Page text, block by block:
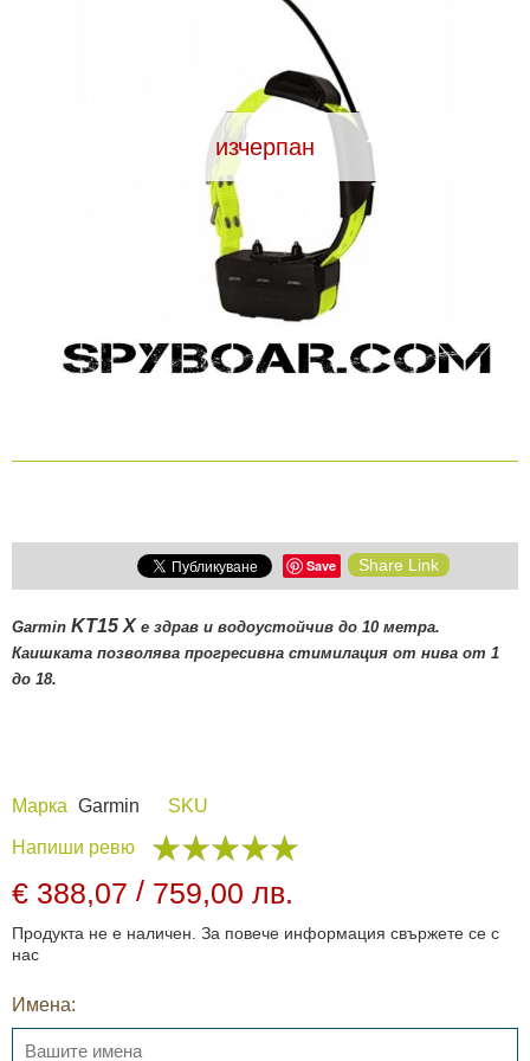
Видеорегистратори
За подаръци
Архивни продукти
Garmin KT15 X е здрав и водоустойчив до 10 метра.
Каишката позволява прогресивна стимилация от нива от 1
до 18.
изчерпан
Save Share Link
Марка Garmin SKU
Напиши ревю
€ 388,07 / 759,00 лв.
Продукта не е наличен. За повече информация свържете се с
нас
Имена: